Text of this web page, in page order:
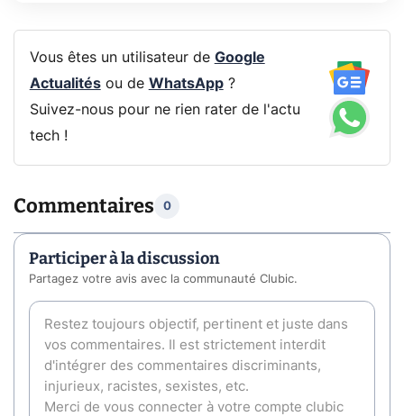
Vous êtes un utilisateur de Google
Actualitésou de WhatsApp?
Suivez-nous pour ne rien rater de l'actu
tech !
Commentaires 0
Participer à la discussion
Partagez votre avis avec la communauté Clubic.